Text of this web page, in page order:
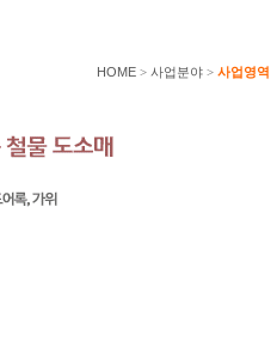
HOME > 사업분야 > 사업영역